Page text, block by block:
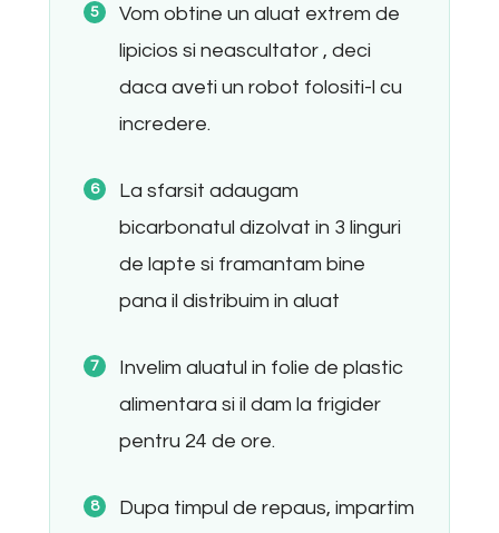
Vom obtine un aluat extrem de
lipicios si neascultator , deci
daca aveti un robot folositi-l cu
incredere.
La sfarsit adaugam
bicarbonatul dizolvat in 3 linguri
de lapte si framantam bine
pana il distribuim in aluat
Invelim aluatul in folie de plastic
alimentara si il dam la frigider
pentru 24 de ore.
Dupa timpul de repaus, impartim